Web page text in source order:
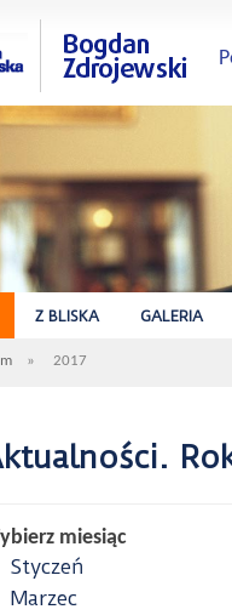
Z BLISKA GALERIA
» 2017
miesiąc
Styczeń
Marzec